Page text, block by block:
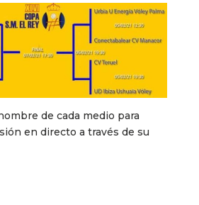
de cada medio para
en directo a través de su